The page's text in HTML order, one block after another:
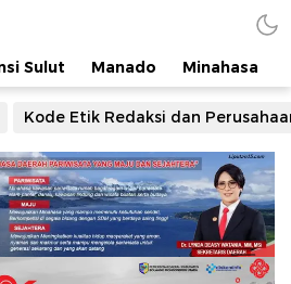
Sulut Manado Minahasa
Kode Etik Redaksi dan